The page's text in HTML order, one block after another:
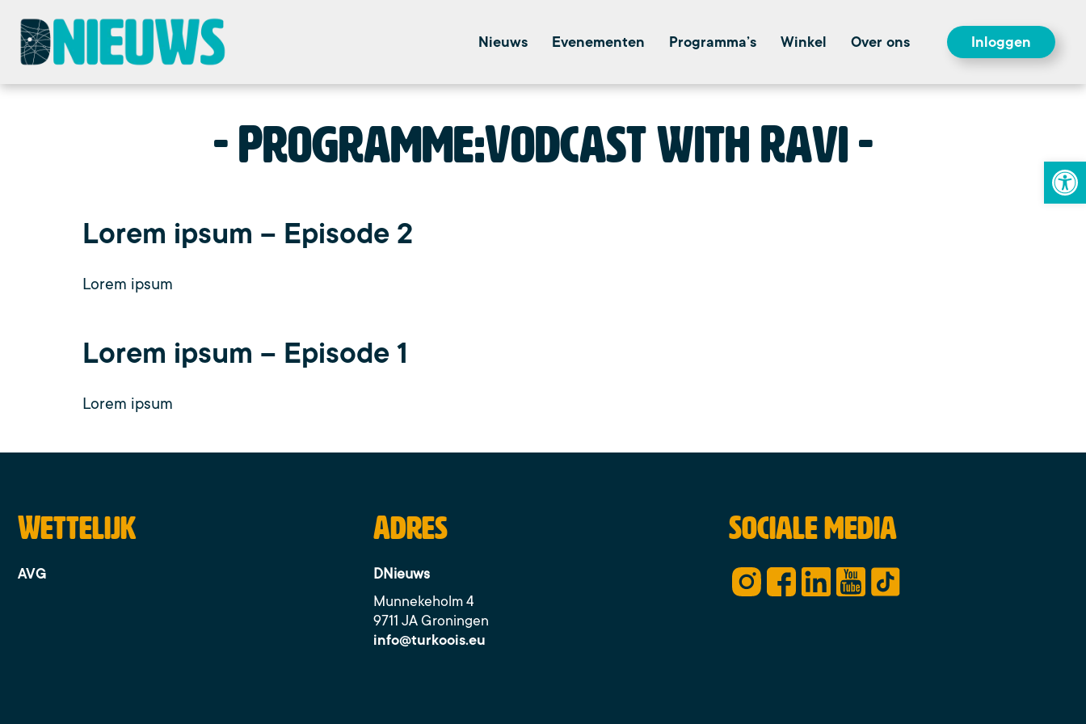
Nieuws Evenementen Programma’s Winkel Over ons Inloggen
Programme:Vodcast with Ravi
Lorem ipsum – Episode 2
Lorem ipsum
Lorem ipsum – Episode 1
Lorem ipsum
Wettelijk
AVG
Adres
DNieuws
Munnekeholm 4
9711 JA Groningen
info@turkoois.eu
Sociale media